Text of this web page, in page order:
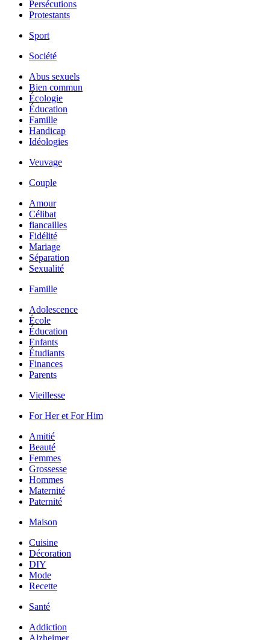
Persécutions
Protestants
Sport
Société
Abus sexuels
Bien commun
Écologie
Éducation
Famille
Handicap
Idéologies
Veuvage
Couple
Amour
Célibat
fiancailles
Fidélité
Mariage
Séparation
Sexualité
Famille
Adolescence
École
Éducation
Enfants
Étudiants
Finances
Parents
Vieillesse
For Her et For Him
Amitié
Beauté
Femmes
Grossesse
Hommes
Maternité
Paternité
Maison
Cuisine
Décoration
DIY
Mode
Recette
Santé
Addiction
Alzheimer